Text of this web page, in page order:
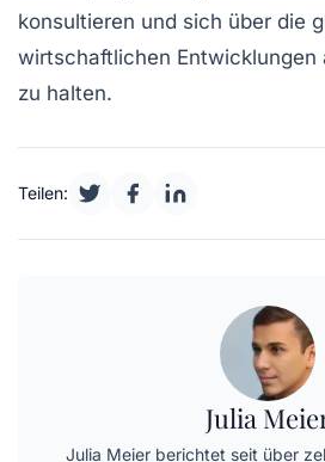
konsultieren und sich über die
wirtschaftlichen Entwicklungen
zu halten.
Teilen:
Julia
Julia Meier berichtet seit über